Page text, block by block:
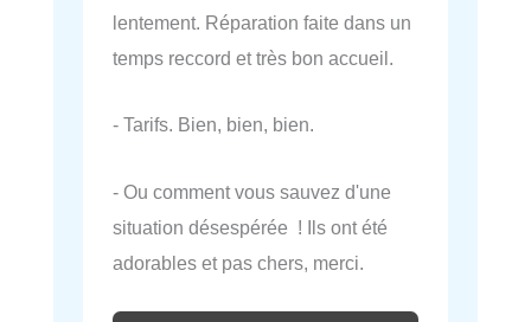
lentement. Réparation faite dans un
temps reccord et très bon accueil.
- Tarifs. Bien, bien, bien.
- Ou comment vous sauvez d'une
situation désespérée ! Ils ont été
adorables et pas chers, merci.